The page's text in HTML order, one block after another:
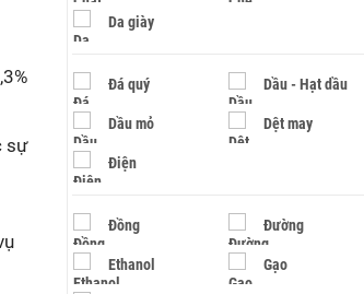
sự
Da giày
Đá quý Dầu - Hạt dầu
Dầu mỏ Dệt may
Điện
Đồng Đường
Ethanol Gạo